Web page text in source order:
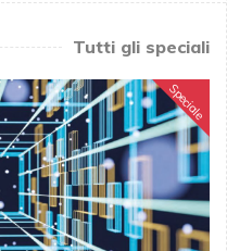
Tutti gli speciali
Speciale